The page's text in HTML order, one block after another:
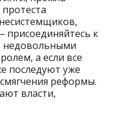
присоединяйтесь к
недовольными
а если все
последуют уже
реформы.
власти,